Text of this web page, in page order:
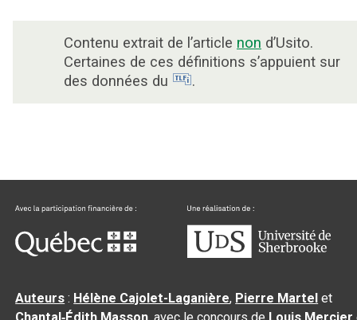
Contenu extrait de l’article non d’Usito.
Certaines de ces définitions s’appuient sur
des données du
.
Auteurs : Hélène Cajolet-Laganière, Pierre Martel et